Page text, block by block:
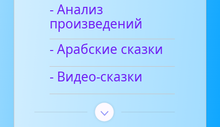
- Анализ
произведений
- Арабские сказки
- Видео-сказки